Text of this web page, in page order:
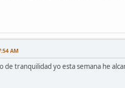
AM
de tranquilidad yo esta semana he